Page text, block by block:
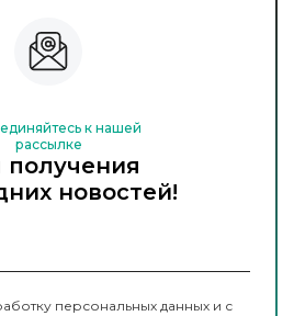
к нашей
рассылке
получения
новостей!
персональных данных и с